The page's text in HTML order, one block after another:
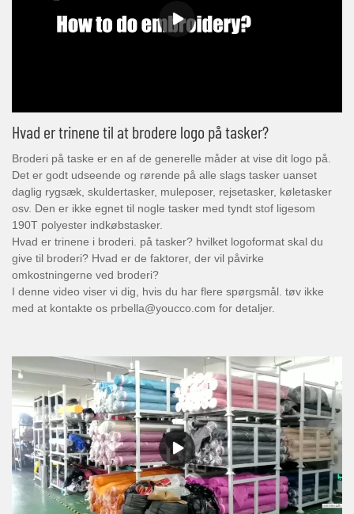
Hvad er trinene til at brodere logo på tasker?
Broderi på taske er en af ​​de generelle måder at vise dit logo på.
Det er godt udseende og rørende på alle slags tasker uanset
daglig rygsæk, skuldertasker, muleposer, rejsetasker, køletasker
osv. Den er ikke egnet til nogle tasker med tyndt stof ligesom
190T polyester indkøbstasker.
Hvad er trinene i broderi. på tasker? hvilket logoformat skal du
give til broderi? Hvad er de faktorer, der vil påvirke
omkostningerne ved broderi?
I denne video viser vi dig, hvis du har flere spørgsmål. tøv ikke
med at kontakte os prbella@youcco.com for detaljer.